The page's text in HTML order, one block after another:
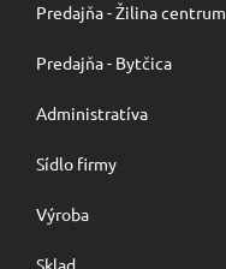
Predajňa - Žilina centrum
Predajňa - Bytčica
Administratíva
Sídlo firmy
Výroba
Sklad